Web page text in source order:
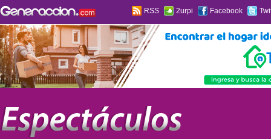
RSS 2urpi Facebook